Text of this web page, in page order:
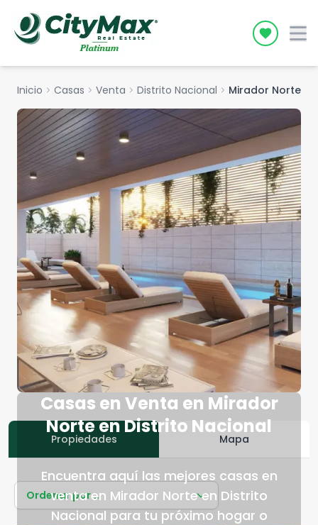
Icon
Inicio chevron_right Casas chevron_right Venta chevron_right Distrito Nacional chevron_right Mirador Norte
Casas en Venta en Mirador
Norte en Distrito Nacional
Encuentra aquí las mejores casas en
venta en Mirador Norte en Distrito
Nacional para tu próximo hogar o
Propiedades Mapa
Ordenar por...